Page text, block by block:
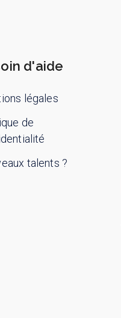
d'aide
légales
de
talents ?